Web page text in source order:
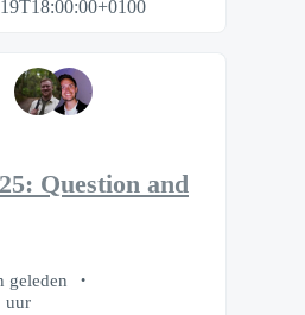
Question and
geleden
uur